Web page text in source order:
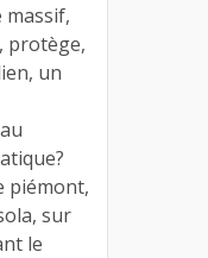
massif,
protège,
un
piémont,
sur
le